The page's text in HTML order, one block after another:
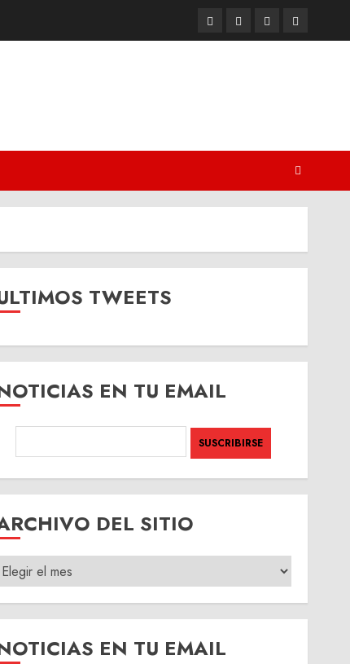
TwitterYoutubeFacebookInstagram
TWEETS
EN TU EMAIL
DEL SITIO
ARCHIVO
EN TU EMAIL